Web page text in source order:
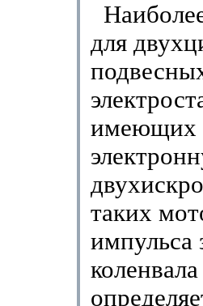
для
имеющих
таких
импульса